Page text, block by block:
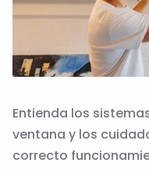
Entienda los
ventana y los
correcto